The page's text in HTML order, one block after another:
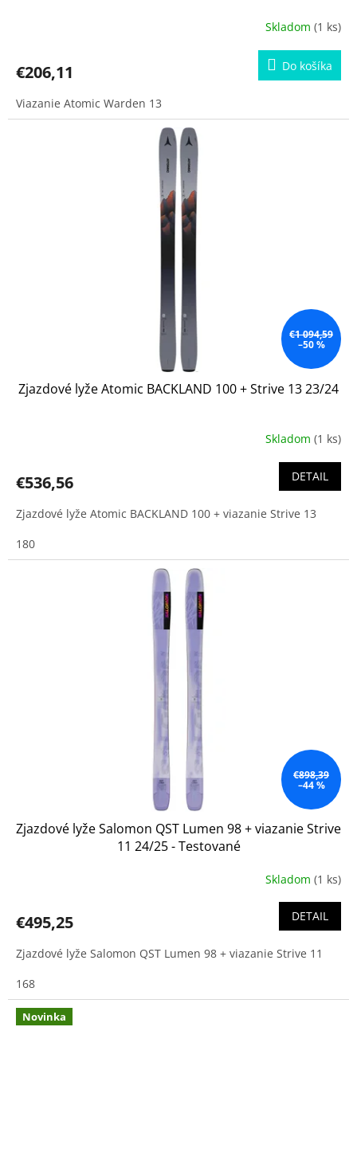
Skladom (1 ks)
€206,11 Do košíka
Viazanie Atomic Warden 13
€1 094,59
–50 %
Zjazdové lyže Atomic BACKLAND 100 + Strive 13 23/24
Skladom (1 ks)
€536,56 DETAIL
Zjazdové lyže Atomic BACKLAND 100 + viazanie Strive 13
180
€898,39
–44 %
Zjazdové lyže Salomon QST Lumen 98 + viazanie Strive
11 24/25 - Testované
Skladom (1 ks)
€495,25 DETAIL
Zjazdové lyže Salomon QST Lumen 98 + viazanie Strive 11
168
Novinka